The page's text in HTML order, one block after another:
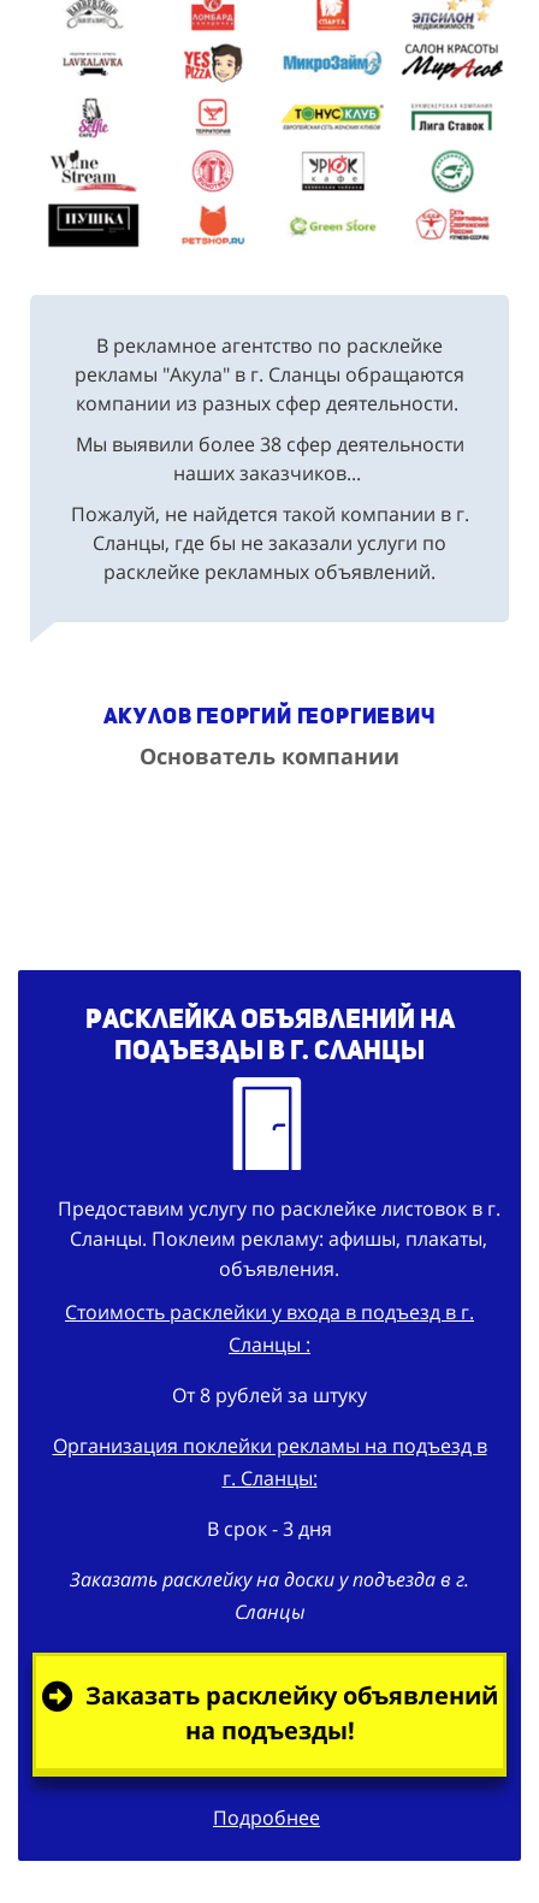
В рекламное агентство по расклейке
рекламы "Акула" в г. Сланцы обращаются
компании из разных сфер деятельности.
Мы выявили более 38 сфер деятельности
наших заказчиков...
Пожалуй, не найдется такой компании в г.
Сланцы, где бы не заказали услуги по
расклейке рекламных объявлений.
Акулов Георгий Георгиевич
Основатель компании
Расклейка объявлений на
подъезды в г. Сланцы
Предоставим услугу по расклейке листовок в г.
Сланцы. Поклеим рекламу: афишы, плакаты,
объявления.
Стоимость расклейки у входа в подъезд в г.
Сланцы :
От 8 рублей за штуку
Организация поклейки рекламы на подъезд в
г. Сланцы:
В срок - 3 дня
Заказать расклейку на доски у подъезда в г.
Сланцы
Заказать расклейку объявлений
на подъезды!
Подробнее